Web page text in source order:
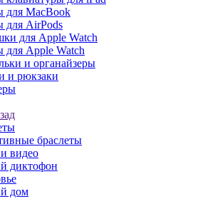
для MacBook
для AirPods
для Apple Watch
для Apple Watch
и органайзеры
и рюкзаки
браслеты
видео
диктофон
дом